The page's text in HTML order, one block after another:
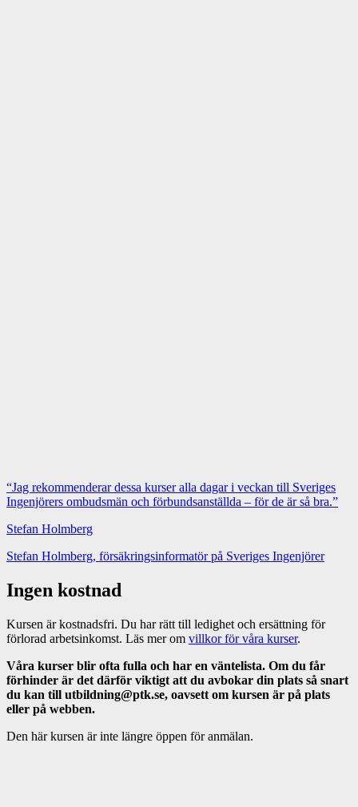
“Jag rekommenderar dessa kurser alla dagar i veckan till Sveriges
Ingenjörers ombudsmän och förbundsanställda – för de är så bra.”
Stefan Holmberg
Stefan Holmberg, försäkringsinformatör på Sveriges Ingenjörer
Ingen kostnad
Kursen är kostnadsfri. Du har rätt till ledighet och ersättning för
förlorad arbetsinkomst. Läs mer om villkor för våra kurser.
Våra kurser blir ofta fulla och har en väntelista. Om du får
förhinder är det därför viktigt att du avbokar din plats så snart
du kan till utbildning@ptk.se, oavsett om kursen är på plats
eller på webben.
Den här kursen är inte längre öppen för anmälan.